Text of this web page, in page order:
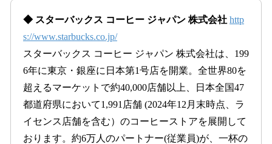
◆ スターバックス コーヒー ジャパン 株式会社 http
s://www.starbucks.co.jp/
スターバックス コーヒー ジャパン 株式会社は、199
6年に東京・銀座に日本第1号店を開業。全世界80を
超えるマーケットで約40,000店舗以上、日本全国47
都道府県において1,991店舗 (2024年12月末時点、ラ
イセンス店舗を含む）のコーヒーストアを展開して
おります。約6万人のパートナー(従業員)が、一杯の